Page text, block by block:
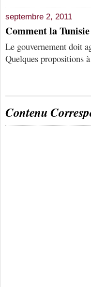
septembre 2, 2011
Comment la
Le gouvernement doit
Quelques propositions
Contenu